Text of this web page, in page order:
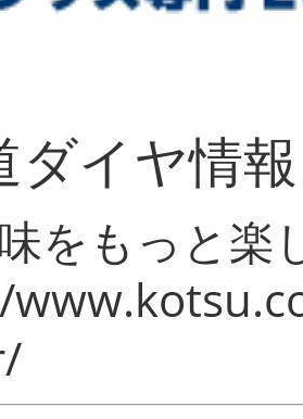
ダイヤ情
をもっと楽